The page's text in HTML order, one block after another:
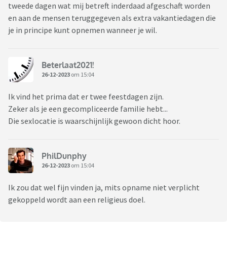
tweede dagen wat mij betreft inderdaad afgeschaft worden
en aan de mensen teruggegeven als extra vakantiedagen die
je in principe kunt opnemen wanneer je wil.
Beterlaat2021!
26-12-2023 om 15:04
Ik vind het prima dat er twee feestdagen zijn.
Zeker als je een gecompliceerde familie hebt...
Die sexlocatie is waarschijnlijk gewoon dicht hoor.
PhilDunphy
26-12-2023 om 15:04
Ik zou dat wel fijn vinden ja, mits opname niet verplicht
gekoppeld wordt aan een religieus doel.